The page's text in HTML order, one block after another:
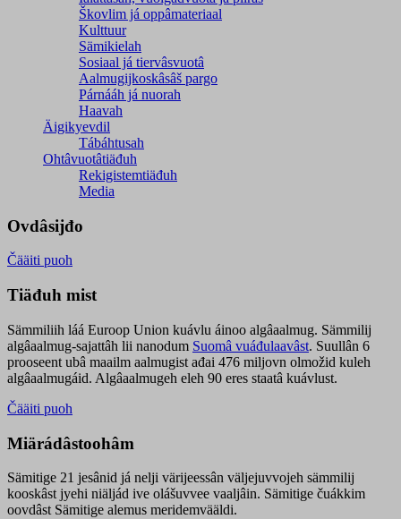
Škovlim já oppâmateriaal
Kulttuur
Sämikielah
Sosiaal já tiervâsvuotâ
Aalmugijkoskâsâš pargo
Párnááh já nuorah
Haavah
Äigikyevdil
Tábáhtusah
Ohtâvuotâtiäđuh
Rekigistemtiäđuh
Media
Ovdâsijđo
Čääiti puoh
Tiäđuh mist
Sämmiliih láá Euroop Union kuávlu áinoo algâaalmug. Sämmilij
algâaalmug-sajattâh lii nanodum Suomâ vuáđulaavâst. Suullân 6
prooseent ubâ maailm aalmugist ađai 476 miljovn olmožid kuleh
algâaalmugáid. Algâaalmugeh eleh 90 eres staatâ kuávlust.
Čääiti puoh
Miärádâstoohâm
Sämitige 21 jesânid já nelji värijeessân väljejuvvojeh sämmilij
kooskâst jyehi niäljád ive olášuvvee vaaljâin. Sämitige čuákkim
oovdâst Sämitige alemus meridemvääldi.